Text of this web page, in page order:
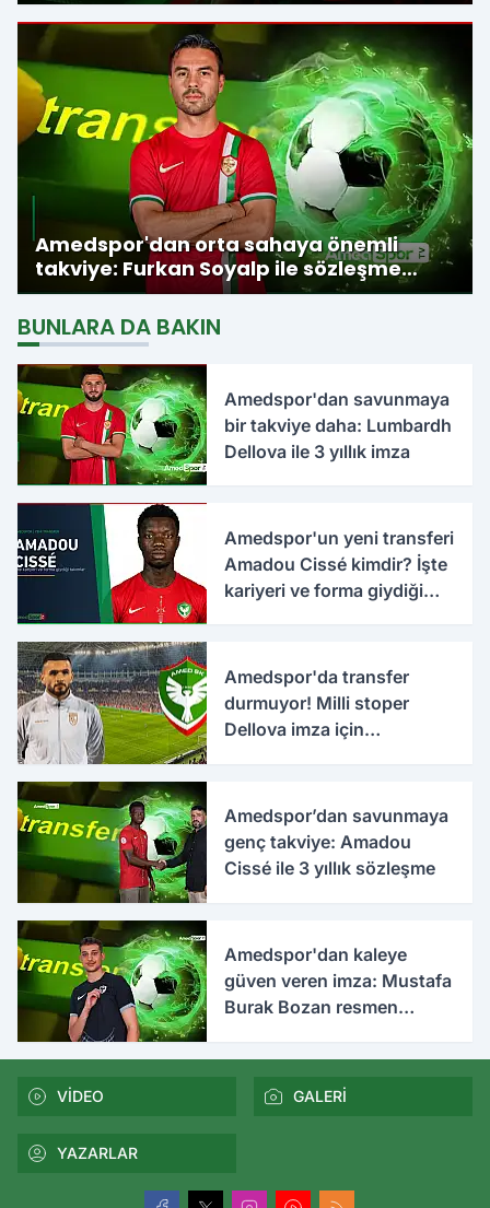
Amedspor'dan orta sahaya önemli
takviye: Furkan Soyalp ile sözleşme
imzalandı
BUNLARA DA BAKIN
Amedspor'dan savunmaya
bir takviye daha: Lumbardh
Dellova ile 3 yıllık imza
Amedspor'un yeni transferi
Amadou Cissé kimdir? İşte
kariyeri ve forma giydiği
Amedspor'da transfer
durmuyor! Milli stoper
Dellova imza için
Amedspor’dan savunmaya
genç takviye: Amadou
Cissé ile 3 yıllık sözleşme
Amedspor'dan kaleye
güven veren imza: Mustafa
Burak Bozan resmen
VİDEO GALERİ
YAZARLAR